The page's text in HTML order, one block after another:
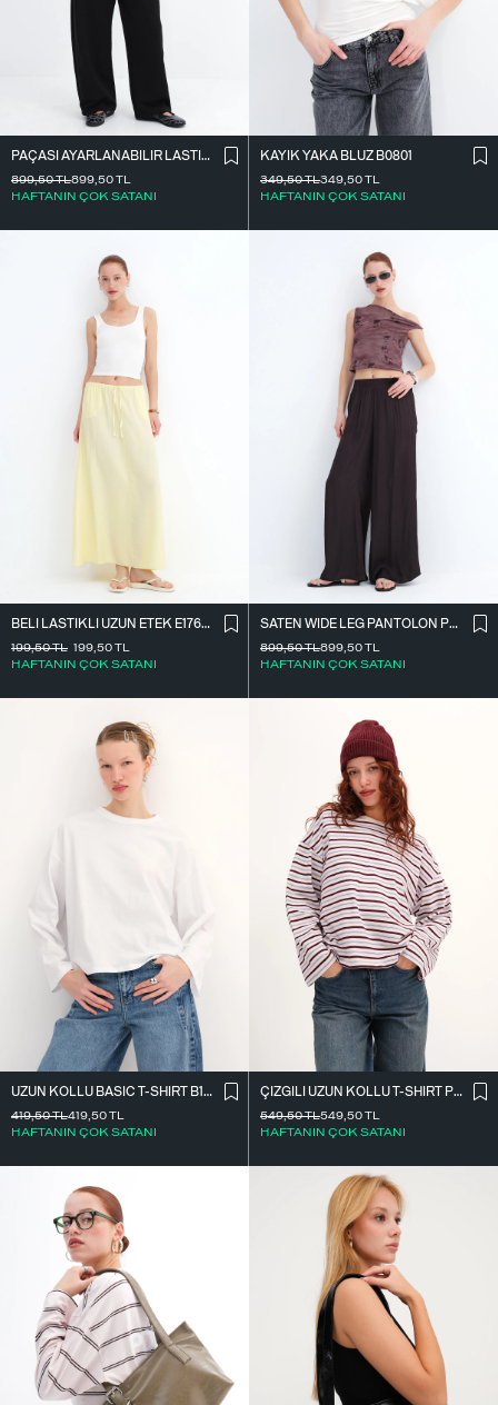
PAÇASI AYARLANABILIR LASTIKLI EŞOFMAN EŞF10690
899,50TL
HAFTANIN ÇOK SATANI
899,50TL
KAYIK YAKA BLUZ B0801
349,50TL
HAFTANIN ÇOK SATANI
349,50TL
BELI LASTIKLI UZUN ETEK E17627
199,50TL
HAFTANIN ÇOK SATANI
199,50TL
SATEN WIDE LEG PANTOLON PN17298
899,50TL
HAFTANIN ÇOK SATANI
899,50TL
UZUN KOLLU BASIC T-SHIRT B10571
419,50TL
HAFTANIN ÇOK SATANI
419,50TL
ÇIZGILI UZUN KOLLU T-SHIRT P10550
549,50TL
HAFTANIN ÇOK SATANI
549,50TL